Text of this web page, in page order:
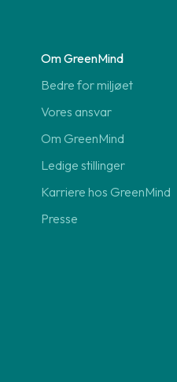
Om GreenMind
Bedre for miljøet
Vores ansvar
Om GreenMind
Ledige stillinger
Karriere hos GreenMind
Presse